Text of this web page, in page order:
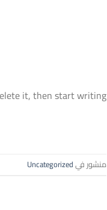
it, then start writing!
منشور فيUncategorized